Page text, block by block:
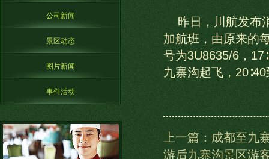
公司新闻
景区动态
图片新闻
事件活动
昨日，川航发布
加航班，由原来的
号为3U8635/6，
九寨沟起飞，
上一篇：成都至九
游后九寨沟景区游